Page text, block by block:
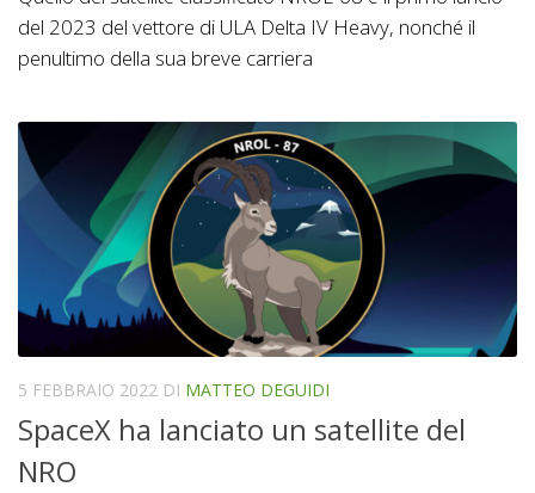
del 2023 del vettore di ULA Delta IV Heavy, nonché il
penultimo della sua breve carriera
5 FEBBRAIO 2022 DI MATTEO DEGUIDI
SpaceX ha lanciato un satellite del
NRO